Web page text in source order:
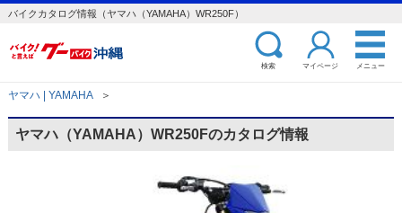
バイクカタログ情報（ヤマハ（YAMAHA）WR250F）
検索 マイページ メニュー
ヤマハ | YAMAHA ＞
ヤマハ（YAMAHA）WR250Fのカタログ情報